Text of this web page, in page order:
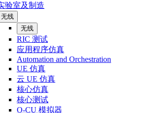
验室及制造
无线
无线
RIC 测试
应用程序仿真
Automation and Orchestration
UE 仿真
云 UE 仿真
核心仿真
核心测试
O-CU 模拟器